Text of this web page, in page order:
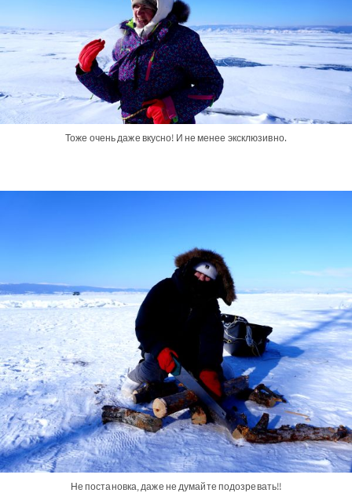
Тоже очень даже вкусно! И не менее эксклюзивно.
Не постановка, даже не думайте подозревать!!